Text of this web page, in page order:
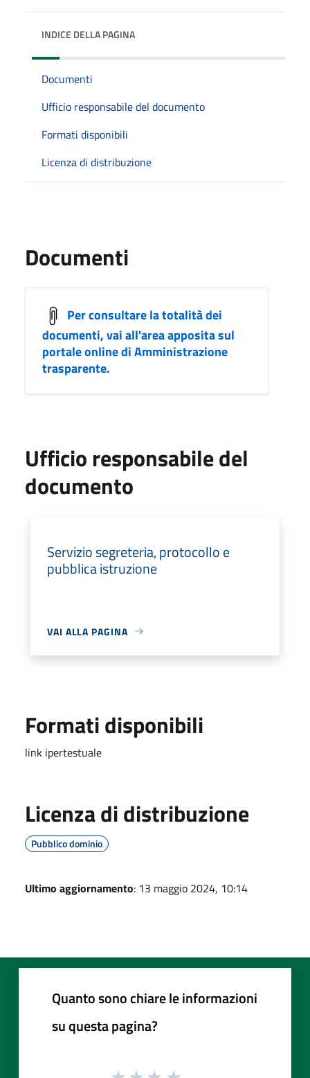
INDICE DELLA PAGINA
Documenti
Ufficio responsabile del documento
Formati disponibili
Licenza di distribuzione
Documenti
Per consultare la totalità dei
documenti, vai all'area apposita sul
portale online di Amministrazione
trasparente.
Ufficio responsabile del
documento
Servizio segreteria, protocollo e
pubblica istruzione
VAI ALLA PAGINA
Formati disponibili
link ipertestuale
Licenza di distribuzione
Pubblico dominio
Ultimo aggiornamento: 13 maggio 2024, 10:14
Quanto sono chiare le informazioni
su questa pagina?